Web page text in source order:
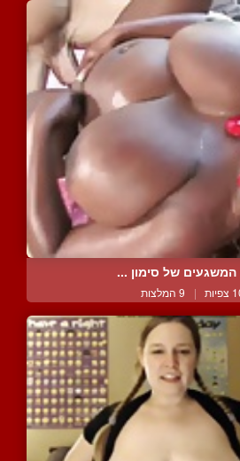
המשגעים של סימון ...
| 9 המלצות